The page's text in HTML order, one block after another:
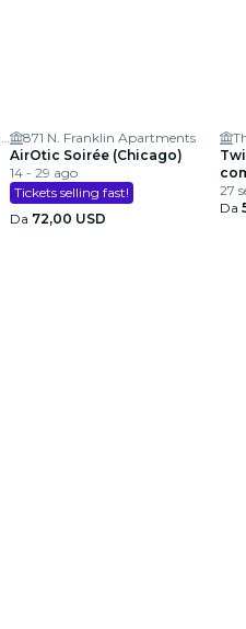
Athenaeum Center for Thought & Culture
871 N. Franklin Apartments
AirOtic Soirée (Chicago)
14 - 29 ago
Tickets selling fast!
Da 72,00 USD
i27
Da